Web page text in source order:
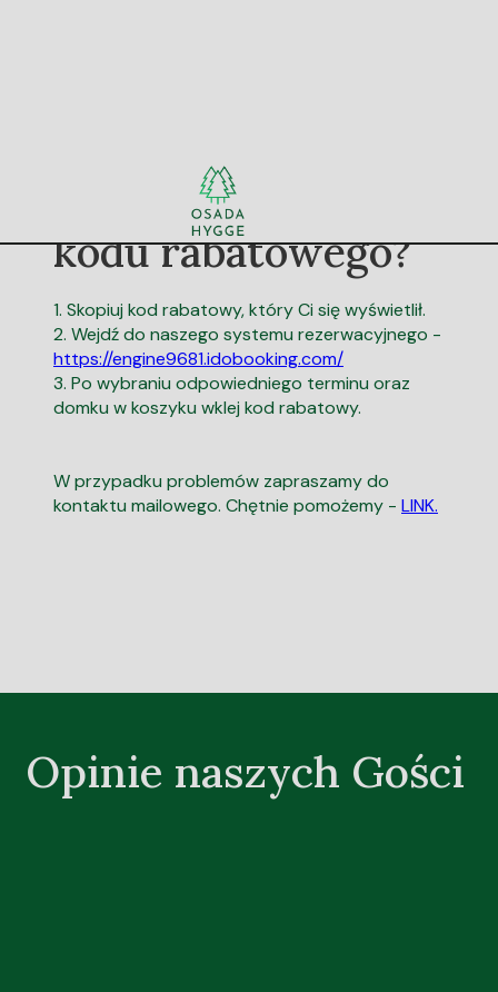
Jak skorzystać z
kodu rabatowego?
1. Skopiuj kod rabatowy, który Ci się wyświetlił.
2. Wejdź do naszego systemu rezerwacyjnego -
https://engine9681.idobooking.com/
3. Po wybraniu odpowiedniego terminu oraz
domku w koszyku wklej kod rabatowy.
W przypadku problemów zapraszamy do
kontaktu mailowego. Chętnie pomożemy - LINK.
Opinie naszych Gości